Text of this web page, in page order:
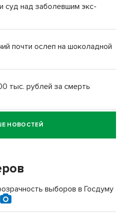
суд над заболевшим экс-
почти ослеп на шоколадной
тыс. рублей за смерть
водителя за смерть
НОВОСТЕЙ
выборов в Госдуму